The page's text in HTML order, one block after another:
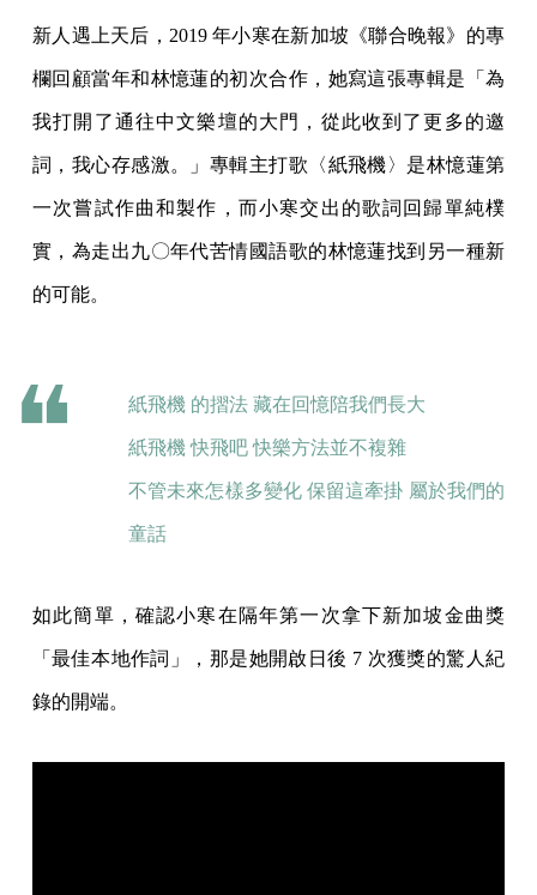
新人遇上天后，2019 年小寒在新加坡《聯合晚報》的專
欄回顧當年和林憶蓮的初次合作，她寫這張專輯是「為
我打開了通往中文樂壇的大門，從此收到了更多的邀
詞，我心存感激。」專輯主打歌〈紙飛機〉是林憶蓮第
一次嘗試作曲和製作，而小寒交出的歌詞回歸單純樸
實，為走出九〇年代苦情國語歌的林憶蓮找到另一種新
的可能。
紙飛機 的摺法 藏在回憶陪我們長大
紙飛機 快飛吧 快樂方法並不複雜
不管未來怎樣多變化 保留這牽掛 屬於我們的
童話
如此簡單，確認小寒在隔年第一次拿下新加坡金曲獎
「最佳本地作詞」，那是她開啟日後 7 次獲獎的驚人紀
錄的開端。